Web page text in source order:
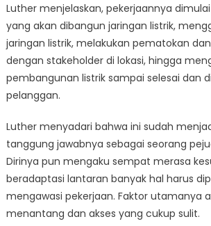
Luther menjelaskan, pekerjaannya
yang akan dibangun jaringan listrik,
jaringan listrik, melakukan pematokan
dengan stakeholder di lokasi, hingga
pembangunan listrik sampai selesai dan
pelanggan.
Luther menyadari bahwa ini sudah
tanggung jawabnya sebagai seorang
Dirinya pun mengaku sempat merasa
beradaptasi lantaran banyak hal harus
mengawasi pekerjaan. Faktor utamanya
menantang dan akses yang cukup sulit.